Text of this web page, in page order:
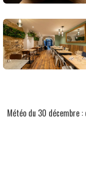
Météo du 30 décembre